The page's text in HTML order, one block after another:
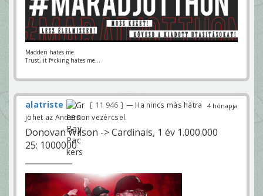
Madden hates me.
Trust, it f*cking hates me...
4 hónapja
alatriste 11 946
— Ha nincs más hátra
jöhet az Anderson vezércsel.
Donovan Wilson -> Cardinals, 1 év 1.000.000
25: 1000000